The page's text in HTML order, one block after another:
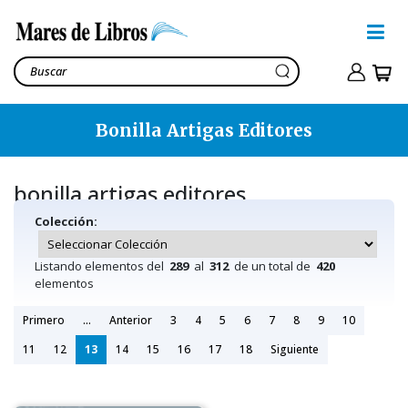
Bonilla Artigas Editores
bonilla artigas editores
Colección:
Listando elementos del 289al 312de un total de 420
elementos
Primero ... Anterior 3 4 5 6 7 8 9
10
11
12 13 14 15 16 17 18 Siguiente